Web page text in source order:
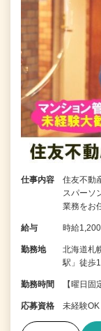
仕事内容
住友不動
スパーソ
業務をお
給与 時給
勤務地
北海道札
駅」徒歩
勤務時間 【曜日
応募資格 未経験OK